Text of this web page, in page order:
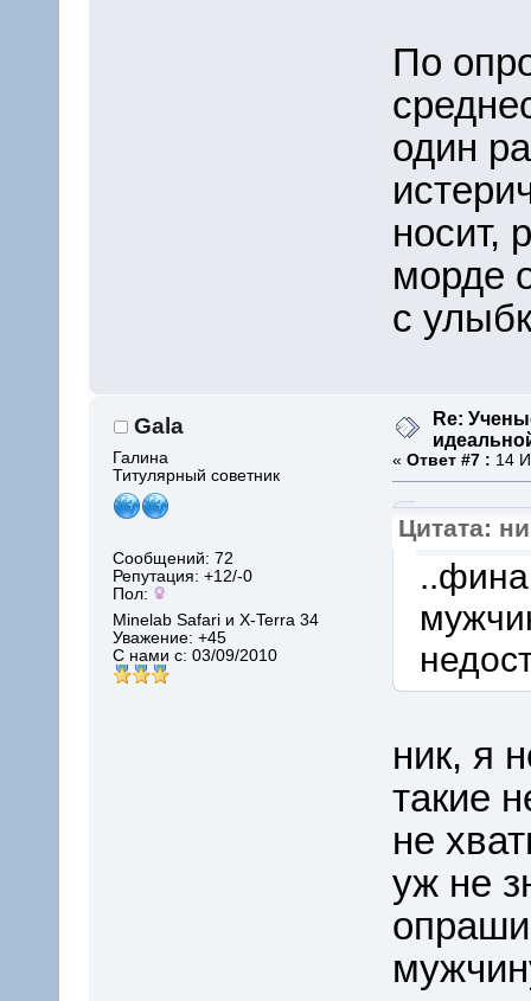
По
один
носит,
морде
с
Gala
Галина
Титулярный советник
Сообщений: 72
Репутация: +12/-0
Пол:
Minelab Safari и X-Terra 34
Уважение:+45
С нами с: 03/09/2010
Re:
« Ответ #7 : 14
Цитата:
ник, я
такие
не
уж не